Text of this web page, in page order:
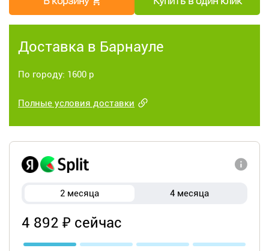
Доставка в Барнауле
По городу: 1600 р
Полные условия доставки
2 месяца 4 месяца
4 892 ₽ сейчас